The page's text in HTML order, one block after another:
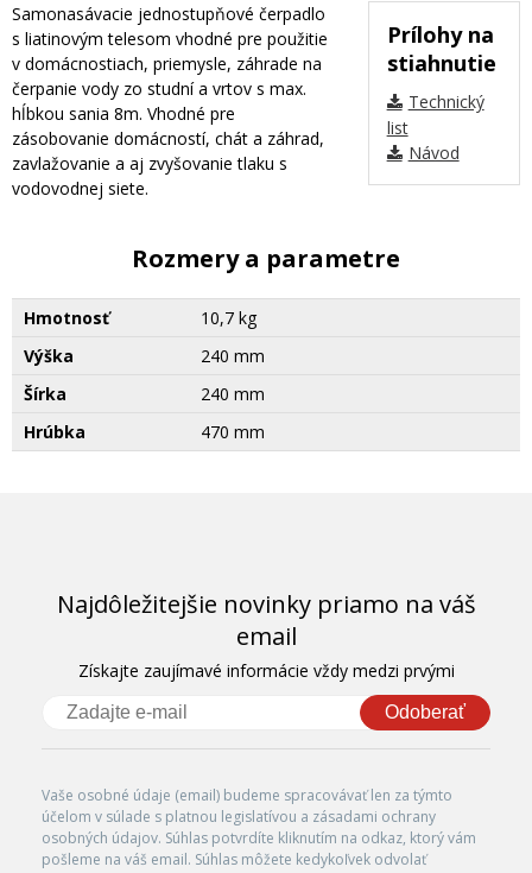
Prílohy na
stiahnutie
Technický
list
Návod
Samonasávacie jednostupňové čerpadlo
s liatinovým telesom vhodné pre použitie
v domácnostiach, priemysle, záhrade na
čerpanie vody zo studní a vrtov s max.
hĺbkou sania 8m. Vhodné pre
zásobovanie domácností, chát a záhrad,
zavlažovanie a aj zvyšovanie tlaku s
vodovodnej siete.
Rozmery a parametre
Hmotnosť
10,7 kg
Výška
240 mm
Šírka
240 mm
Hrúbka
470 mm
Najdôležitejšie novinky priamo na váš
email
Získajte zaujímavé informácie vždy medzi prvými
Odoberať
Vaše osobné údaje (email) budeme spracovávať len za týmto
účelom v súlade s platnou legislatívou a zásadami ochrany
osobných údajov. Súhlas potvrdíte kliknutím na odkaz, ktorý vám
pošleme na váš email. Súhlas môžete kedykoľvek odvolať